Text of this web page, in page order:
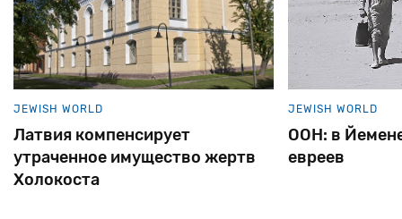
JEWISH WORLD
Латвия компенсирует
утраченное имущество жертв
Холокоста
JEWISH WORLD
ООН: в
евреев